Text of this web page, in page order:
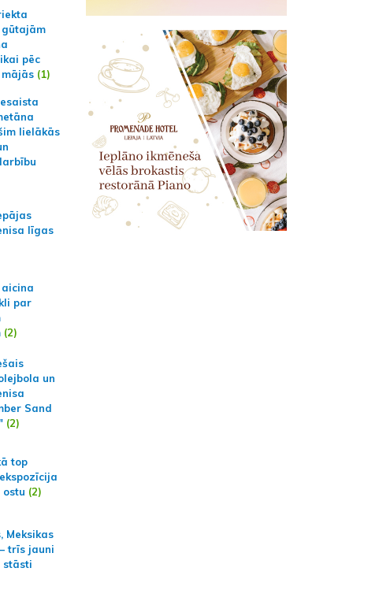
gūtajām
pēc
(1)
lielākās
līgas
par
(2)
un
Sand
(2)
top
ostu (2)
Meksikas
trīs jauni
stāsti